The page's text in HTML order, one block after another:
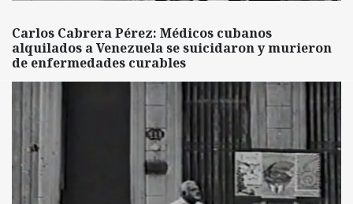
Carlos Cabrera Pérez: Médicos cubanos
alquilados a Venezuela se suicidaron y murieron
de enfermedades curables